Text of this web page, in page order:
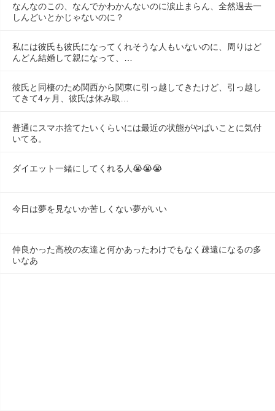
なんなのこの、なんでかわかんないのに涙止まらん、全然過去一
しんどいとかじゃないのに？
私には彼氏も彼氏になってくれそうな人もいないのに、周りはど
んどん結婚して親になって、…
彼氏と同棲のため関西から関東に引っ越してきたけど、引っ越し
てきて4ヶ月、彼氏は休み取…
普通にスマホ捨てたいくらいには最近の状態がやばいことに気付
いてる。
ダイエット一緒にしてくれる人😭😭😭
今日は夢を見ないか苦しくない夢がいい
仲良かった高校の友達と何かあったわけでもなく疎遠になるの多
いなあ